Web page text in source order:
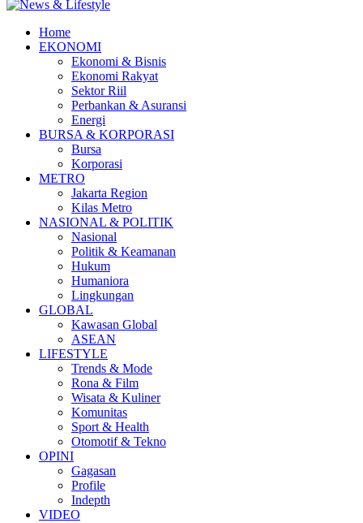
Home
EKONOMI
Ekonomi & Bisnis
Ekonomi Rakyat
Sektor Riil
Perbankan & Asuransi
Energi
BURSA & KORPORASI
Bursa
Korporasi
METRO
Jakarta Region
Kilas Metro
NASIONAL & POLITIK
Nasional
Politik & Keamanan
Hukum
Humaniora
Lingkungan
GLOBAL
Kawasan Global
ASEAN
LIFESTYLE
Trends & Mode
Rona & Film
Wisata & Kuliner
Komunitas
Sport & Health
Otomotif & Tekno
OPINI
Gagasan
Profile
Indepth
VIDEO